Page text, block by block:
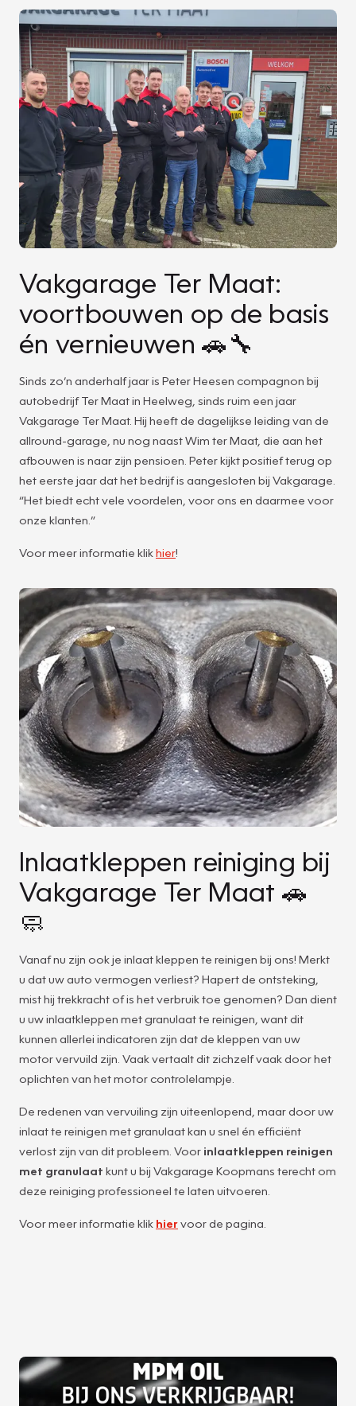
Vakgarage Ter Maat:
voortbouwen op de basis
én vernieuwen 🚗🔧
Sinds zo’n anderhalf jaar is Peter Heesen compagnon bij
autobedrijf Ter Maat in Heelweg, sinds ruim een jaar
Vakgarage Ter Maat. Hij heeft de dagelijkse leiding van de
allround-garage, nu nog naast Wim ter Maat, die aan het
afbouwen is naar zijn pensioen. Peter kijkt positief terug op
het eerste jaar dat het bedrijf is aangesloten bij Vakgarage.
“Het biedt echt vele voordelen, voor ons en daarmee voor
onze klanten.”
Voor meer informatie klikhier!
Inlaatkleppen reiniging bij
Vakgarage Ter Maat 🚗
🧼
Vanaf nu zijn ook je inlaat kleppen te reinigen bij ons! Merkt
u dat uw auto vermogen verliest? Hapert de ontsteking,
mist hij trekkracht of is het verbruik toe genomen? Dan dient
u uw inlaatkleppen met granulaat te reinigen, want dit
kunnen allerlei indicatoren zijn dat de kleppen van uw
motor vervuild zijn. Vaak vertaalt dit zichzelf vaak door het
oplichten van het motor controlelampje.
De redenen van vervuiling zijn uiteenlopend, maar door uw
inlaat te reinigen met granulaat kan u snel én efficiënt
verlost zijn van dit probleem. Voor inlaatkleppen reinigen
met granulaat kunt u bij Vakgarage Koopmans terecht om
deze reiniging professioneel te laten uitvoeren.
Voor meer informatie klik hiervoor de pagina.